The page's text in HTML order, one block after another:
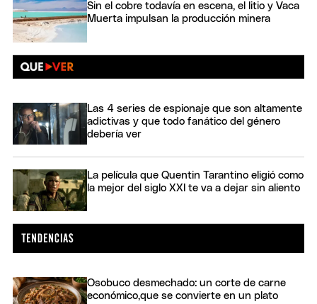
Sin el cobre todavía en escena, el litio y Vaca
Muerta impulsan la producción minera
Las 4 series de espionaje que son altamente
adictivas y que todo fanático del género
debería ver
La película que Quentin Tarantino eligió como
la mejor del siglo XXI te va a dejar sin aliento
Osobuco desmechado: un corte de carne
económico,que se convierte en un plato